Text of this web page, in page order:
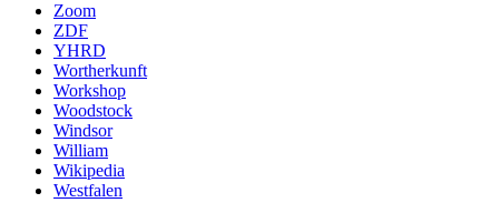
Zoom
ZDF
YHRD
Wortherkunft
Workshop
Woodstock
Windsor
William
Wikipedia
Westfalen